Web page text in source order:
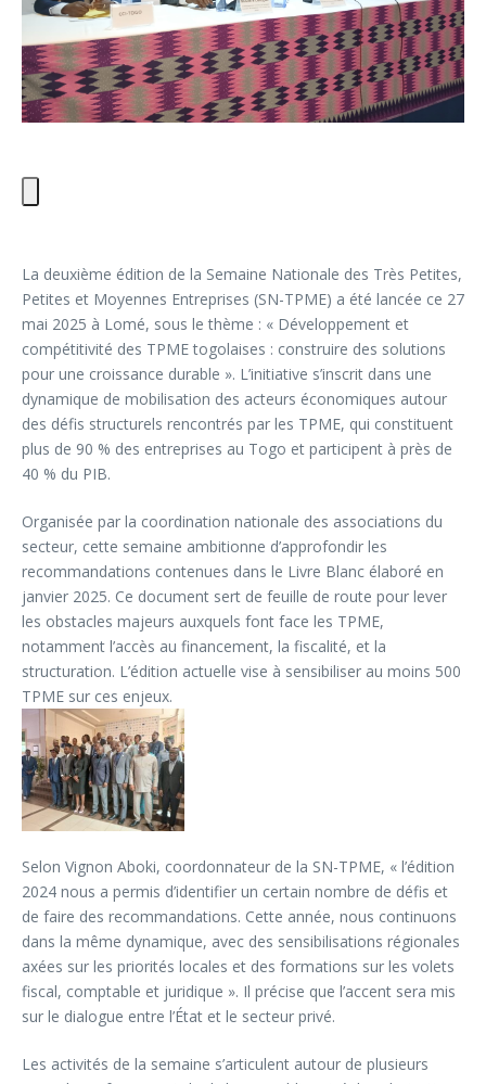
La deuxième édition de la Semaine Nationale des Très Petites,
Petites et Moyennes Entreprises (SN-TPME) a été lancée ce 27
mai 2025 à Lomé, sous le thème : « Développement et
compétitivité des TPME togolaises : construire des solutions
pour une croissance durable ». L’initiative s’inscrit dans une
dynamique de mobilisation des acteurs économiques autour
des défis structurels rencontrés par les TPME, qui constituent
plus de 90 % des entreprises au Togo et participent à près de
40 % du PIB.
Organisée par la coordination nationale des associations du
secteur, cette semaine ambitionne d’approfondir les
recommandations contenues dans le Livre Blanc élaboré en
janvier 2025. Ce document sert de feuille de route pour lever
les obstacles majeurs auxquels font face les TPME,
notamment l’accès au financement, la fiscalité, et la
structuration. L’édition actuelle vise à sensibiliser au moins 500
TPME sur ces enjeux.
Selon Vignon Aboki, coordonnateur de la SN-TPME, « l’édition
2024 nous a permis d’identifier un certain nombre de défis et
de faire des recommandations. Cette année, nous continuons
dans la même dynamique, avec des sensibilisations régionales
axées sur les priorités locales et des formations sur les volets
fiscal, comptable et juridique ». Il précise que l’accent sera mis
sur le dialogue entre l’État et le secteur privé.
Les activités de la semaine s’articulent autour de plusieurs